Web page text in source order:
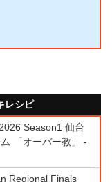
レシピ
Season1 仙台
「オーバー教」 -
Regional Finals